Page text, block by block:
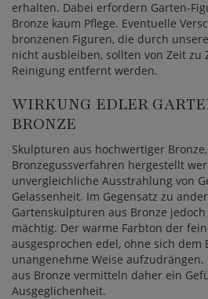
erhalten. Dabei erfordern Garten-
Bronze kaum Pflege. Eventuelle
bronzenen Figuren, die durch
nicht ausbleiben, sollten von Zeit zu
Reinigung entfernt werden.
WIRKUNG EDLER
BRONZE
Skulpturen aus hochwertiger
Bronzegussverfahren hergestellt
unvergleichliche Ausstrahlung von
Gelassenheit. Im Gegensatz zu
Gartenskulpturen aus Bronze
mächtig. Der warme Farbton der
ausgesprochen edel, ohne sich
unangenehme Weise
aus Bronze vermitteln daher ein
Ausgeglichenheit.